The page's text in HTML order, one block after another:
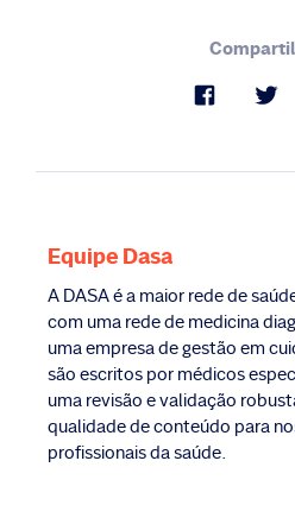
Equipe Dasa
A DASA é a maior rede de
com uma rede de medicina
uma empresa de gestão em
são escritos por médicos
uma revisão e validação
qualidade de conteúdo para
profissionais da saúde.